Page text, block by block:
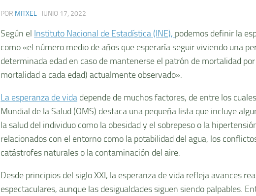
POR MITXEL · JUNIO 17, 2022
Según el Instituto Nacional de Estadística (INE), podemos definir la
como «el número medio de años que esperaría seguir viviendo una
determinada edad en caso de mantenerse el patrón de mortalidad
mortalidad a cada edad) actualmente observado».
La esperanza de vida depende de muchos factores, de entre los
Mundial de la Salud (OMS) destaca una pequeña lista que incluye
la salud del individuo como la obesidad y el sobrepeso o la
relacionados con el entorno como la potabilidad del agua, los
catástrofes naturales o la contaminación del aire.
Desde principios del siglo XXI, la esperanza de vida refleja avances
espectaculares, aunque las desigualdades siguen siendo palpables.